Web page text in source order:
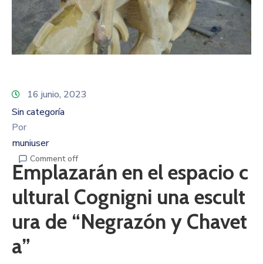
16 junio, 2023
Sin categoría
Por
muniuser
Comment off
Emplazarán en el espacio c
ultural Cognigni una escult
ura de “Negrazón y Chavet
a”